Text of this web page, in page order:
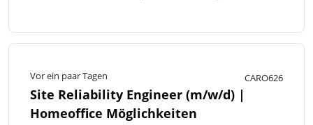
Vor ein paar Tagen CARO626
Site Reliability Engineer (m/w/d) |
Homeoffice Möglichkeiten